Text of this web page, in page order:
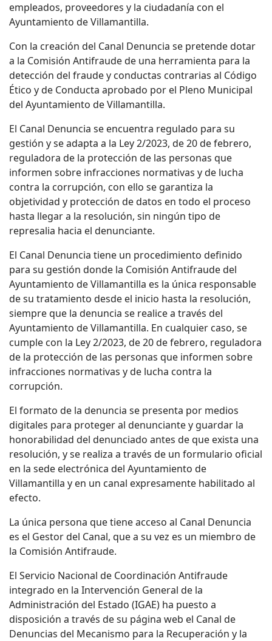
empleados, proveedores y la ciudadanía con el
Ayuntamiento de Villamantilla.
Con la creación del Canal Denuncia se pretende dotar
a la Comisión Antifraude de una herramienta para la
detección del fraude y conductas contrarias al Código
Ético y de Conducta aprobado por el Pleno Municipal
del Ayuntamiento de Villamantilla.
El Canal Denuncia se encuentra regulado para su
gestión y se adapta a la Ley 2/2023, de 20 de febrero,
reguladora de la protección de las personas que
informen sobre infracciones normativas y de lucha
contra la corrupción, con ello se garantiza la
objetividad y protección de datos en todo el proceso
hasta llegar a la resolución, sin ningún tipo de
represalia hacia el denunciante.
El Canal Denuncia tiene un procedimiento definido
para su gestión donde la Comisión Antifraude del
Ayuntamiento de Villamantilla es la única responsable
de su tratamiento desde el inicio hasta la resolución,
siempre que la denuncia se realice a través del
Ayuntamiento de Villamantilla. En cualquier caso, se
cumple con la Ley 2/2023, de 20 de febrero, reguladora
de la protección de las personas que informen sobre
infracciones normativas y de lucha contra la
corrupción.
El formato de la denuncia se presenta por medios
digitales para proteger al denunciante y guardar la
honorabilidad del denunciado antes de que exista una
resolución, y se realiza a través de un formulario oficial
en la sede electrónica del Ayuntamiento de
Villamantilla y en un canal expresamente habilitado al
efecto.
La única persona que tiene acceso al Canal Denuncia
es el Gestor del Canal, que a su vez es un miembro de
la Comisión Antifraude.
El Servicio Nacional de Coordinación Antifraude
integrado en la Intervención General de la
Administración del Estado (IGAE) ha puesto a
disposición a través de su página web el Canal de
Denuncias del Mecanismo para la Recuperación y la